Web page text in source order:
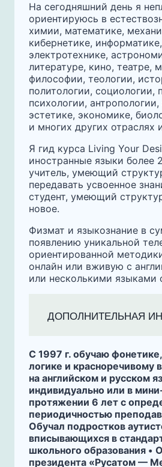
‌На сегодняшний день я
ориентируюсь в
химии, математике,
кибернетике, информатике,
электротехнике,
литературе, кино, театре,
философии, теологии,
политологии, социологии,
психологии, антропологии,
эстетике, экономике,
и многих других отраслях
Я гид курса Living Your
иностранные языки более
учитель, умеющий
передавать усвоенное
студент, умеющий
новое.
Физмат и языкознание в
появлению уникальной
ориентированной
онлайн или вживую с
или несколькими языками
ДОПОЛНИТЕЛЬНАЯ
С 1997 г. обучаю
логике и красноречивому
на английском и русском
индивидуально или в
протяжении 6 лет с
периодичностью
Обучал подростков
вписывающихся в
школьного образования •
президента «Русатом —